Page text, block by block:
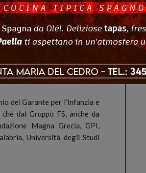
Energetica e Gestionale
di Meccanica, Matematica
ricerca scientifica mirata ad
artificiale nei processi di
di consapevolezza dei
di IA come strumenti per
del Garante per l’Infanzia e
dal Gruppo FS, anche da
Magna Grecia, GPI,
Università degli Studi